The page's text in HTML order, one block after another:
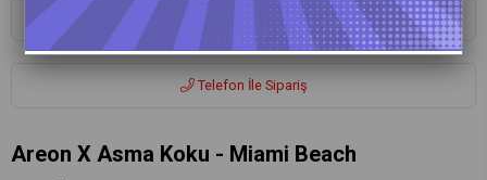
Whatsapp ile Sipariş
Telefon İle Sipariş
Areon X Asma Koku - Miami Beach